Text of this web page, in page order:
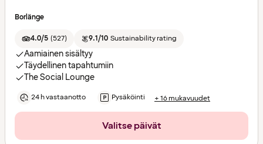
Borlänge
4.0/5 (527) 9.1/10 Sustainability rating
Aamiainen sisältyy
Täydellinen tapahtumiin
The Social Lounge
24 h vastaanotto Pysäköinti + 16 mukavuudet
Valitse päivät